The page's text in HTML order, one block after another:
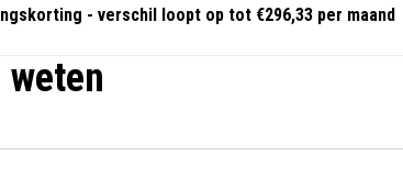
- verschil loopt op tot €296,33 per maand